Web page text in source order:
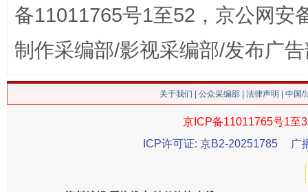
谢
备11011765号1至52，京公网安
制作采编部/影视采编部/发布广
关于我们 公众采编部 法律声明 | 中国
京ICP备11011765号1至
ICP许可证: 京B2-20251785
广